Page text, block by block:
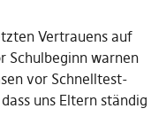
Vertrauens auf
Schulbeginn warnen
vor Schnelltest-
uns Eltern ständig